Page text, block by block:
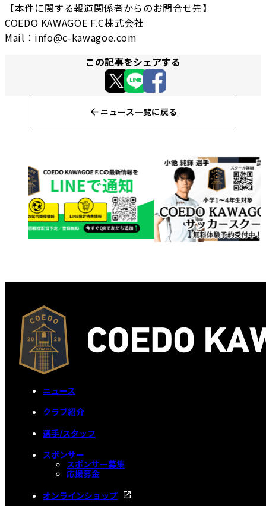
【本件に関する報道関係者からのお問合せ先】
COEDO KAWAGOE F.C株式会社
Mail：info@c-kawagoe.com
この記事をシェアする
ニュース一覧に戻る
ニュース
クラブ紹介
選手/スタッフ
スポンサー
スポンサー募集
応援募金
オンラインショップ